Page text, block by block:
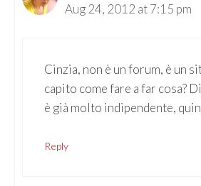
Aug 24, 2012 at 7:15 pm
Cinzia, non è un forum, è un
capito come fare a far cosa?
è già molto indipendente,
Reply